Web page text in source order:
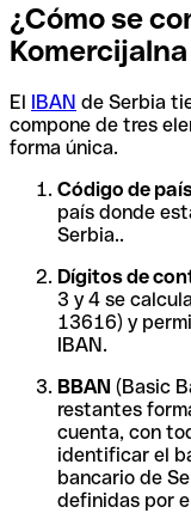
¿Cómo se
El IBAN de Serbia
compone de tres
forma única.
Código de
país donde
Serbia..
Dígitos de
3 y 4 se
13616) y
IBAN.
BBAN (Basic
restantes
cuenta, con
identificar el
bancario de
definidas por